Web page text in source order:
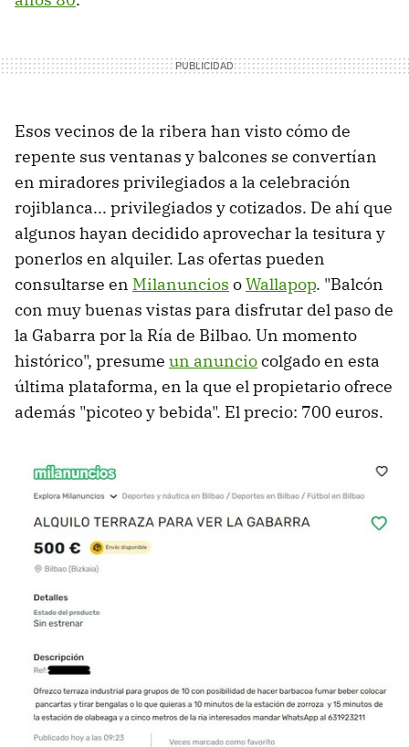
Esos vecinos de la ribera han visto cómo de
repente sus ventanas y balcones se convertían
en miradores privilegiados a la celebración
rojiblanca... privilegiados y cotizados. De ahí que
algunos hayan decidido aprovechar la tesitura y
ponerlos en alquiler. Las ofertas pueden
consultarse en Milanuncios oWallapop. "Balcón
con muy buenas vistas para disfrutar del paso de
la Gabarra por la Ría de Bilbao. Un momento
histórico", presume un anunciocolgado en esta
última plataforma, en la que el propietario ofrece
además "picoteo y bebida". El precio: 700 euros.